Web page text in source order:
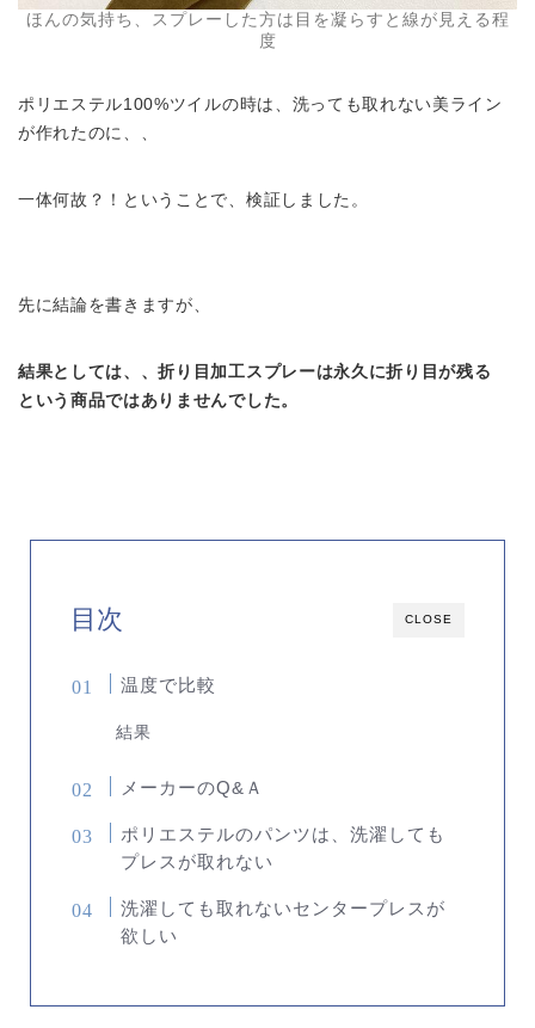
ほんの気持ち、スプレーした方は目を凝らすと線が見える程
度
ポリエステル100%ツイルの時は、洗っても取れない美ライン
が作れたのに、、
一体何故？！ということで、検証しました。
先に結論を書きますが、
結果としては、、折り目加工スプレーは永久に折り目が残る
という商品ではありませんでした。
CLOSE
目次
温度で比較
結果
メーカーのQ&Ａ
ポリエステルのパンツは、洗濯しても
プレスが取れない
洗濯しても取れないセンタープレスが
欲しい